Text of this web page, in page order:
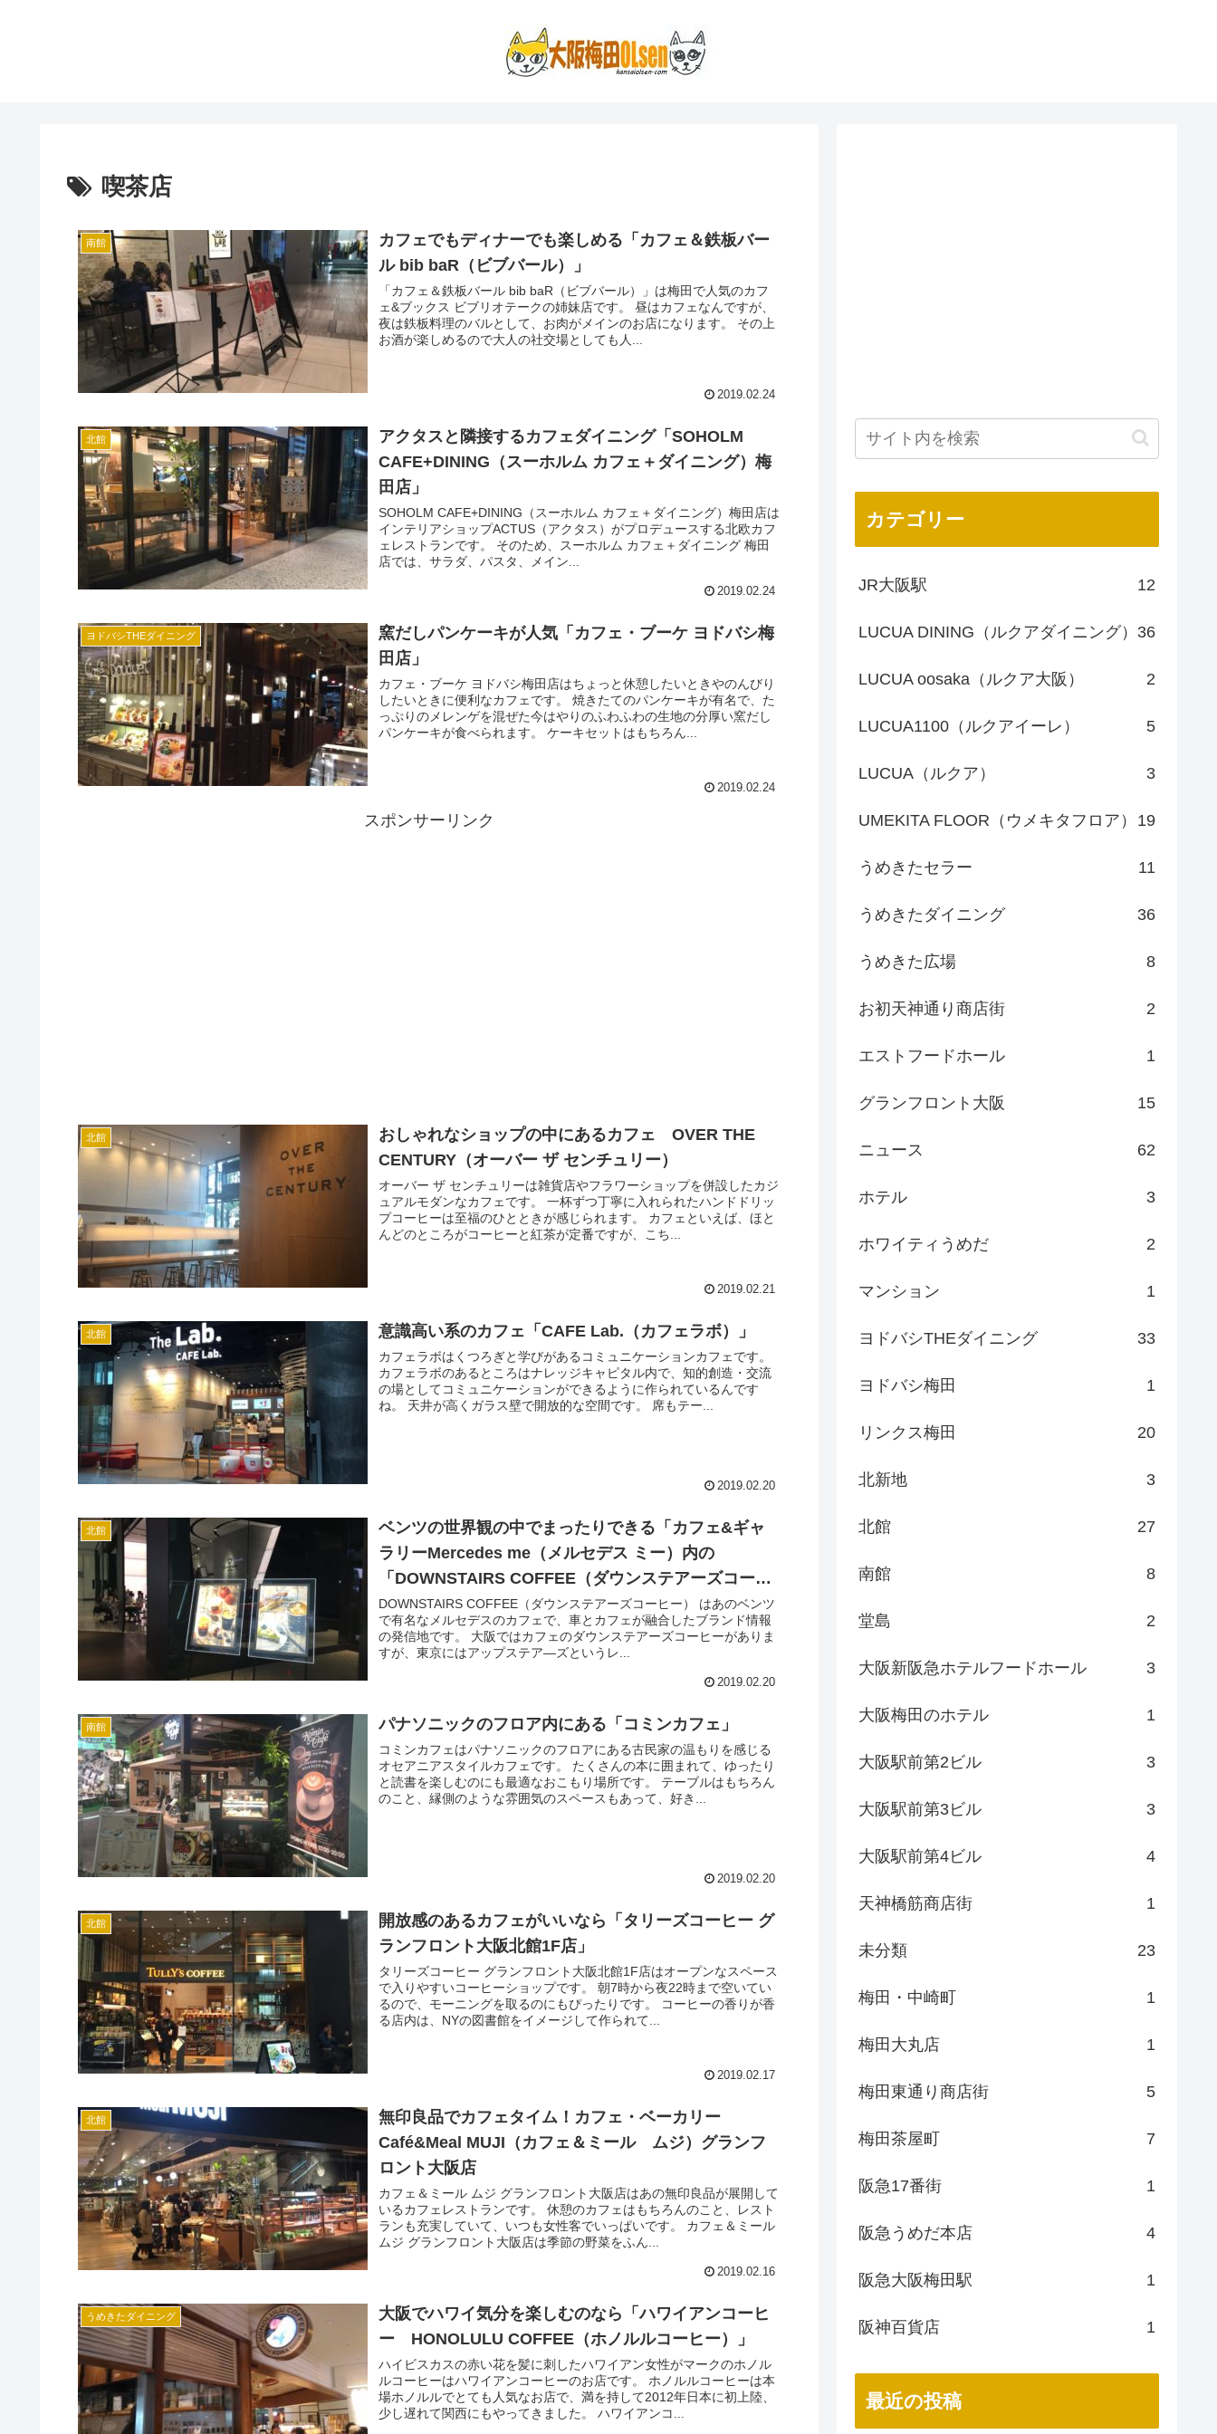
喫茶店
南館
カフェでもディナーでも楽しめる「カフェ＆鉄板バー
ル bib baR（ビブバール）」
「カフェ＆鉄板バール bib baR（ビブバール）」は梅田で人気のカフ
ェ&ブックス ビブリオテークの姉妹店です。 昼はカフェなんですが、
夜は鉄板料理のバルとして、お肉がメインのお店になります。 その上
お酒が楽しめるので大人の社交場としても人...
2019.02.24
北館
アクタスと隣接するカフェダイニング「SOHOLM
CAFE+DINING（スーホルム カフェ＋ダイニング）梅
田店」
SOHOLM CAFE+DINING（スーホルム カフェ＋ダイニング）梅田店は
インテリアショップACTUS（アクタス）がプロデュースする北欧カフ
ェレストランです。 そのため、スーホルム カフェ＋ダイニング 梅田
店では、サラダ、パスタ、メイン...
2019.02.24
ヨドバシTHEダイニング
窯だしパンケーキが人気「カフェ・ブーケ ヨドバシ梅
田店」
カフェ・ブーケ ヨドバシ梅田店はちょっと休憩したいときやのんびり
したいときに便利なカフェです。 焼きたてのパンケーキが有名で、た
っぷりのメレンゲを混ぜた今はやりのふわふわの生地の分厚い窯だし
パンケーキが食べられます。 ケーキセットはもちろん...
2019.02.24
スポンサーリンク
北館
おしゃれなショップの中にあるカフェ OVER THE
CENTURY（オーバー ザ センチュリー）
オーバー ザ センチュリーは雑貨店やフラワーショップを併設したカジ
ュアルモダンなカフェです。 一杯ずつ丁寧に入れられたハンドドリッ
プコーヒーは至福のひとときが感じられます。 カフェといえば、ほと
んどのところがコーヒーと紅茶が定番ですが、こち...
2019.02.21
北館 意識高い系のカフェ「CAFE Lab.（カフェラボ）」
カフェラボはくつろぎと学びがあるコミュニケーションカフェです。
カフェラボのあるところはナレッジキャピタル内で、知的創造・交流
の場としてコミュニケーションができるように作られているんです
ね。 天井が高くガラス壁で開放的な空間です。 席もテー...
2019.02.20
北館
ベンツの世界観の中でまったりできる「カフェ&ギャ
ラリーMercedes me（メルセデス ミー）内の
「DOWNSTAIRS COFFEE（ダウンステアーズコーヒ
ー）」
DOWNSTAIRS COFFEE（ダウンステアーズコーヒー） はあのベンツ
で有名なメルセデスのカフェで、車とカフェが融合したブランド情報
の発信地です。 大阪ではカフェのダウンステアーズコーヒーがありま
すが、東京にはアップステア―ズというレ...
2019.02.20
南館 パナソニックのフロア内にある「コミンカフェ」
コミンカフェはパナソニックのフロアにある古民家の温もりを感じる
オセアニアスタイルカフェです。 たくさんの本に囲まれて、ゆったり
と読書を楽しむのにも最適なおこもり場所です。 テーブルはもちろん
のこと、縁側のような雰囲気のスペースもあって、好き...
2019.02.20
北館
開放感のあるカフェがいいなら「タリーズコーヒー グ
ランフロント大阪北館1F店」
タリーズコーヒー グランフロント大阪北館1F店はオープンなスペース
で入りやすいコーヒーショップです。 朝7時から夜22時まで空いてい
るので、モーニングを取るのにもぴったりです。 コーヒーの香りが香
る店内は、NYの図書館をイメージして作られて...
2019.02.17
北館
無印良品でカフェタイム！カフェ・ベーカリー
Café&Meal MUJI（カフェ＆ミール ムジ）グランフ
ロント大阪店
カフェ＆ミール ムジ グランフロント大阪店はあの無印良品が展開して
いるカフェレストランです。 休憩のカフェはもちろんのこと、レスト
ランも充実していて、いつも女性客でいっぱいです。 カフェ＆ミール
ムジ グランフロント大阪店は季節の野菜をふん...
2019.02.16
うめきたダイニング
大阪でハワイ気分を楽しむのなら「ハワイアンコーヒ
ー HONOLULU COFFEE（ホノルルコーヒー）」
ハイビスカスの赤い花を髪に刺したハワイアン女性がマークのホノル
ルコーヒーはハワイアンコーヒーのお店です。 ホノルルコーヒーは本
場ホノルルでとても人気なお店で、満を持して2012年日本に初上陸、
少し遅れて関西にもやってきました。 ハワイアンコ...
カテゴリー
JR大阪駅 12
LUCUA DINING（ルクアダイニング） 36
LUCUA oosaka（ルクア大阪） 2
LUCUA1100（ルクアイーレ） 5
LUCUA（ルクア） 3
UMEKITA FLOOR（ウメキタフロア） 19
うめきたセラー 11
うめきたダイニング 36
うめきた広場 8
お初天神通り商店街 2
エストフードホール 1
グランフロント大阪 15
ニュース 62
ホテル 3
ホワイティうめだ 2
マンション 1
ヨドバシTHEダイニング 33
ヨドバシ梅田 1
リンクス梅田 20
北新地 3
北館 27
南館 8
堂島 2
大阪新阪急ホテルフードホール 3
大阪梅田のホテル 1
大阪駅前第2ビル 3
大阪駅前第3ビル 3
大阪駅前第4ビル 4
天神橋筋商店街 1
未分類 23
梅田・中崎町 1
梅田大丸店 1
梅田東通り商店街 5
梅田茶屋町 7
阪急17番街 1
阪急うめだ本店 4
阪急大阪梅田駅 1
阪神百貨店 1
最近の投稿